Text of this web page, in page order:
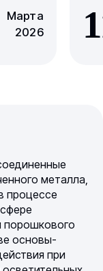
Марта
2026
металла,
процессе
порошкового
основы-
при